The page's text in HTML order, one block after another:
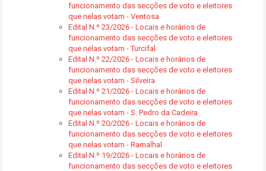
funcionamento das secções de voto e eleitores
que nelas votam - Ventosa
Edital N.º 23/2026 - Locais e horários de
funcionamento das secções de voto e eleitores
que nelas votam - Turcifal
Edital N.º 22/2026 - Locais e horários de
funcionamento das secções de voto e eleitores
que nelas votam - Silveira
Edital N.º 21/2026 - Locais e horários de
funcionamento das secções de voto e eleitores
que nelas votam - S. Pedro da Cadeira
Edital N.º 20/2026 - Locais e horários de
funcionamento das secções de voto e eleitores
que nelas votam - Ramalhal
Edital N.º 19/2026 - Locais e horários de
funcionamento das secções de voto e eleitores